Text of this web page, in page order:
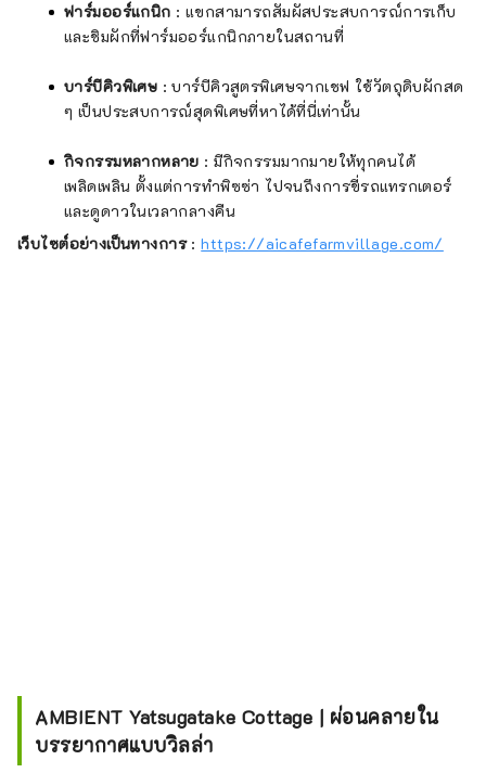
ฟาร์มออร์แกนิก : แขกสามารถสัมผัสประสบการณ์การเก็บ
และชิมผักที่ฟาร์มออร์แกนิกภายในสถานที่
บาร์บีคิวพิเศษ : บาร์บีคิวสูตรพิเศษจากเชฟ ใช้วัตถุดิบผักสด
ๆ เป็นประสบการณ์สุดพิเศษที่หาได้ที่นี่เท่านั้น
กิจกรรมหลากหลาย : มีกิจกรรมมากมายให้ทุกคนได้
เพลิดเพลิน ตั้งแต่การทำพิซซ่า ไปจนถึงการขี่รถแทรกเตอร์
และดูดาวในเวลากลางคืน
เว็บไซต์อย่างเป็นทางการ:https://aicafefarmvillage.com/
AMBIENT Yatsugatake Cottage | ผ่อนคลายใน
บรรยากาศแบบวิลล่า